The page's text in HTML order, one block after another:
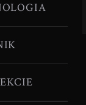
MORDERCY